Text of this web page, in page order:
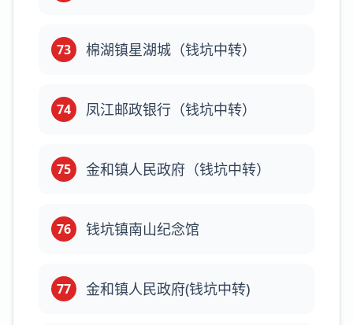
73 棉湖镇星湖城（钱坑中转）
74 凤江邮政银行（钱坑中转）
75 金和镇人民政府（钱坑中转）
76 钱坑镇南山纪念馆
77 金和镇人民政府(钱坑中转)